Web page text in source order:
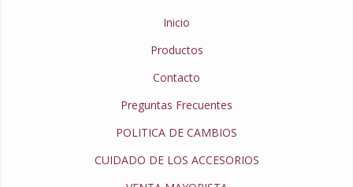
Inicio
Productos
Contacto
Preguntas Frecuentes
POLITICA DE CAMBIOS
CUIDADO DE LOS ACCESORIOS